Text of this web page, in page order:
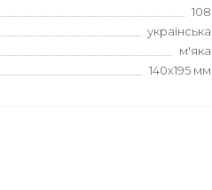
108
українська
м'яка
140х195 мм